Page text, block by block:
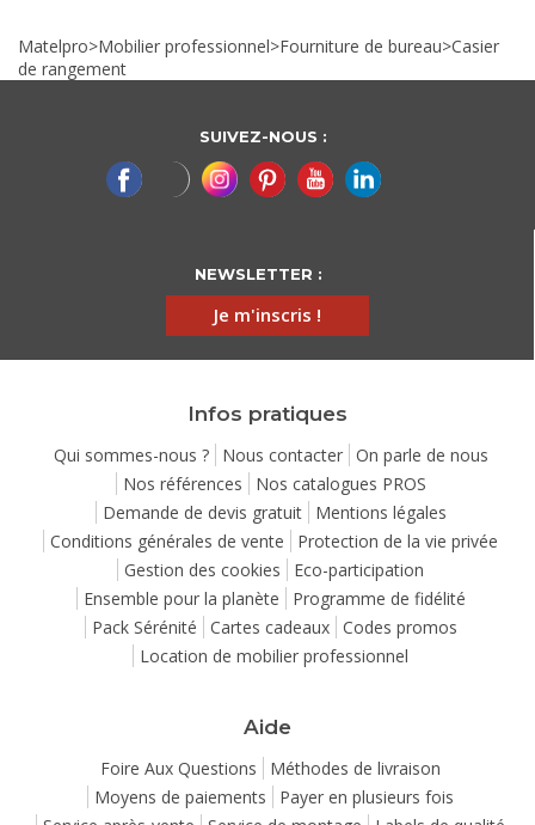
Matelpro>Mobilier professionnel>Fourniture de bureau>Casier
de rangement
SUIVEZ-NOUS :
NEWSLETTER :
Je m'inscris !
Infos pratiques
Qui sommes-nous ? Nous contacter
On parle de nous
Nos références
Nos catalogues PROS
Demande de devis gratuit
Mentions légales
Conditions générales de vente
Protection de la vie privée
Gestion des cookies
Eco-participation
Ensemble pour la planète
Programme de fidélité
Pack Sérénité
Cartes cadeaux
Codes promos
Location de mobilier professionnel
Aide
Foire Aux Questions
Méthodes de livraison
Moyens de paiements
Payer en plusieurs fois
sans accepter
Matelpro, le confort
dès votre visite
, c'est une question de goût… pour nos meubles
nos cookies ! Vous choisissez ce qui vous convient.
de changer d’avis ? Pas de souci, vous pouvez ajuster vos
à tout moment
notre politique de confidentialité